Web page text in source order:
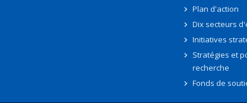
Plan d'action
Dix secteurs
Initiatives
Stratégies et
recherche
Fonds de